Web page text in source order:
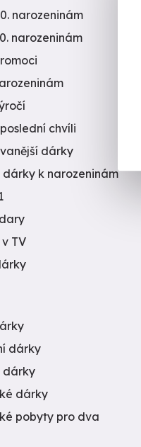
narozeninám
narozeninám
chvíli
dárky
dárky k narozeninám
TV
dárky
dárky
dárky
pobyty pro dva